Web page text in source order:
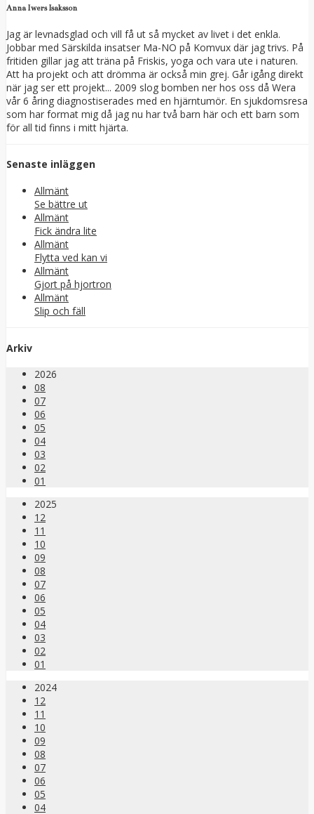
Anna Iwers Isaksson
Jag är levnadsglad och vill få ut så mycket av livet i det enkla.
Jobbar med Särskilda insatser Ma-NO på Komvux där jag trivs. På
fritiden gillar jag att träna på Friskis, yoga och vara ute i naturen.
Att ha projekt och att drömma är också min grej. Går igång direkt
när jag ser ett projekt... 2009 slog bomben ner hos oss då Wera
vår 6 åring diagnostiserades med en hjärntumör. En sjukdomsresa
som har format mig då jag nu har två barn här och ett barn som
för all tid finns i mitt hjärta.
Senaste inläggen
Allmänt
Se bättre ut
Allmänt
Fick ändra lite
Allmänt
Flytta ved kan vi
Allmänt
Gjort på hjortron
Allmänt
Slip och fäll
Arkiv
2026
08
07
06
05
04
03
02
01
2025
12
11
10
09
08
07
06
05
04
03
02
01
2024
12
11
10
09
08
07
06
05
04